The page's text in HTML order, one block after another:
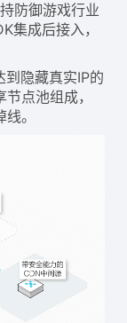
防御游戏行业
集成后接入，
到隐藏真实IP的
点池组成，
。